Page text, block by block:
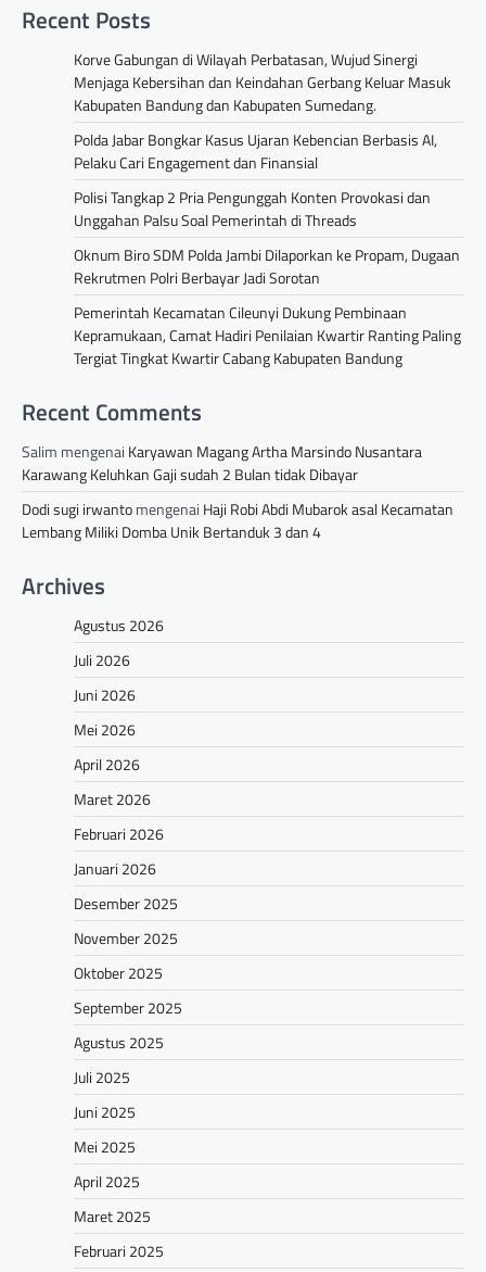
Recent Posts
Korve Gabungan di Wilayah Perbatasan, Wujud Sinergi
Menjaga Kebersihan dan Keindahan Gerbang Keluar Masuk
Kabupaten Bandung dan Kabupaten Sumedang.
Polda Jabar Bongkar Kasus Ujaran Kebencian Berbasis AI,
Pelaku Cari Engagement dan Finansial
Polisi Tangkap 2 Pria Pengunggah Konten Provokasi dan
Unggahan Palsu Soal Pemerintah di Threads
Oknum Biro SDM Polda Jambi Dilaporkan ke Propam, Dugaan
Rekrutmen Polri Berbayar Jadi Sorotan
Pemerintah Kecamatan Cileunyi Dukung Pembinaan
Kepramukaan, Camat Hadiri Penilaian Kwartir Ranting Paling
Tergiat Tingkat Kwartir Cabang Kabupaten Bandung
Recent Comments
Salim mengenai Karyawan Magang Artha Marsindo Nusantara
Karawang Keluhkan Gaji sudah 2 Bulan tidak Dibayar
Dodi sugi irwantomengenai Haji Robi Abdi Mubarok asal Kecamatan
Lembang Miliki Domba Unik Bertanduk 3 dan 4
Archives
Agustus 2026
Juli 2026
Juni 2026
Mei 2026
April 2026
Maret 2026
Februari 2026
Januari 2026
Desember 2025
November 2025
Oktober 2025
September 2025
Agustus 2025
Juli 2025
Juni 2025
Mei 2025
April 2025
Maret 2025
Februari 2025